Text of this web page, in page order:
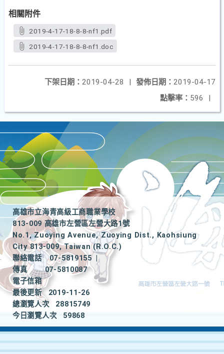
相關附件
2019-4-17-18-8-8-nf1.pdf
2019-4-17-18-8-8-nf1.doc
發佈日期： 2019-04-17
下架日期： 2019-04-28
|
點擊率： 596 |
高雄市立海青高級工商職業學校
813-009 高雄市左營區左營大路1號
No.1, Zuoying Avenue, Zuoying Dist., Kaohsiung
City 813-009, Taiwan (R.O.C.)
聯絡電話
07-5819155
|
傳真
07-5810087
電子信箱
最後更新
2019-11-26
總瀏覽人次
28815749
今日瀏覽人次
59868